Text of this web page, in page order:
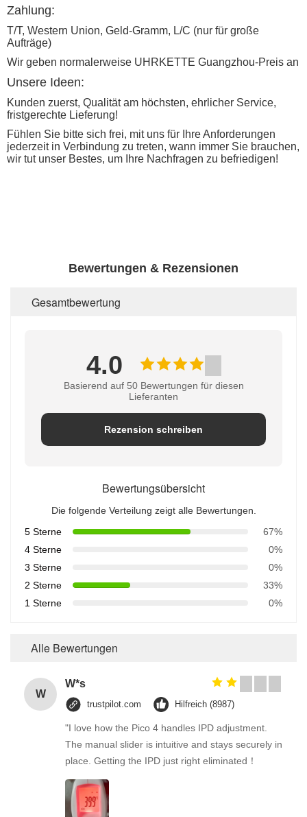
Zahlung:
T/T, Western Union, Geld-Gramm, L/C (nur für große
Aufträge)
Wir geben normalerweise UHRKETTE Guangzhou-Preis an
Unsere Ideen:
Kunden zuerst, Qualität am höchsten, ehrlicher Service,
fristgerechte Lieferung!
Fühlen Sie bitte sich frei, mit uns für Ihre Anforderungen
jederzeit in Verbindung zu treten, wann immer Sie brauchen,
wir tut unser Bestes, um Ihre Nachfragen zu befriedigen!
Bewertungen & Rezensionen
Gesamtbewertung
4.0
Basierend auf 50 Bewertungen für diesen
Lieferanten
Rezension schreiben
Bewertungsübersicht
Die folgende Verteilung zeigt alle Bewertungen.
5 Sterne
67%
4 Sterne
0%
3 Sterne
0%
2 Sterne
33%
1 Sterne
0%
Alle Bewertungen
W
W*s
trustpilot.com Hilfreich (8987)
"I love how the Pico 4 handles IPD adjustment.
The manual slider is intuitive and stays securely in
place. Getting the IPD just right eliminated！